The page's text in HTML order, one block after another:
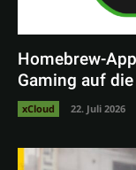
Homebrew-
Gaming auf
xCloud 22. Juli 2026